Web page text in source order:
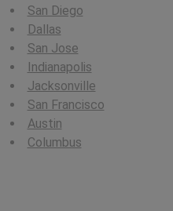
San Diego
Dallas
San Jose
Indianapolis
Jacksonville
San Francisco
Austin
Columbus